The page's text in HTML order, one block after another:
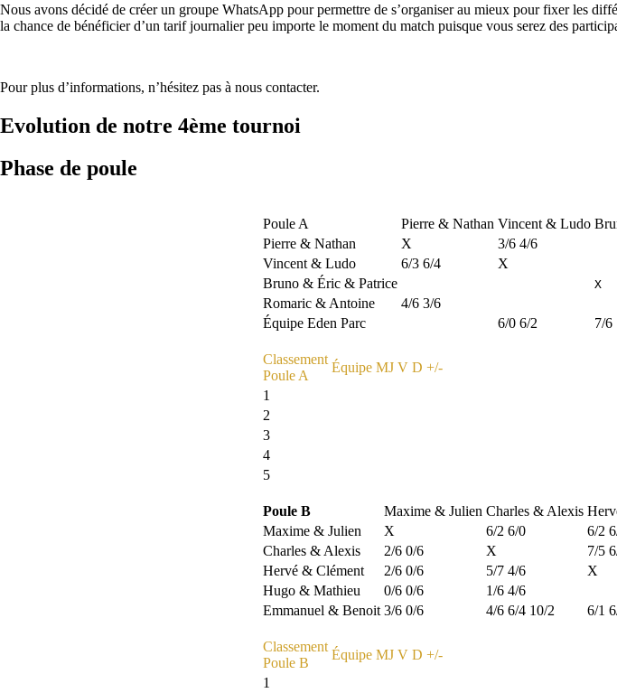
Nous avons décidé de créer un groupe WhatsApp pour permettre de s’organiser au mieux pour fixer les
la chance de bénéficier d’un tarif journalier peu importe le moment du match puisque vous serez des
Pour plus d’informations, n’hésitez pas à nous contacter.
Evolution de notre 4ème tournoi
Phase de poule
Poule A Pierre & Nathan Vincent & Ludo
Pierre & Nathan
X 3/6 4/6
Vincent & Ludo
6/3 6/4 X
Bruno & Éric & Patrice
X
Romaric & Antoine
4/6 3/6
Équipe Eden Parc 6/0 6/2 7/6
Classement
Poule A
Équipe MJ V D +/-
1
2
3
4
5
Poule B Maxime & Julien Charles & Alexis
Maxime & Julien
X 6/2 6/0 6/2
Charles & Alexis
2/6 0/6 X 7/5
Hervé & Clément
2/6 0/6 5/7 4/6 X
Hugo & Mathieu
0/6 0/6 1/6 4/6
Emmanuel & Benoit 3/6 0/6 4/6 6/4 10/2 6/1
Classement
Poule B
Équipe MJ V D +/-
1